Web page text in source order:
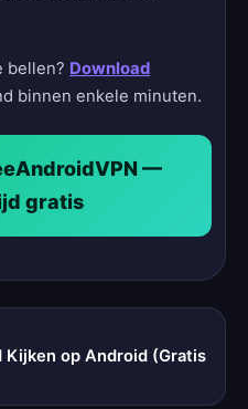
bellen? Download
binnen enkele minuten.
—
gratis
op Android (Gratis